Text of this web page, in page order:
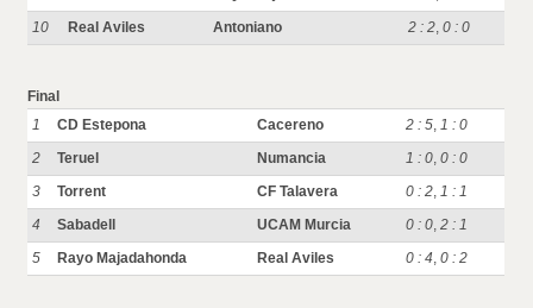
10
Real Aviles Antoniano 2 : 2,0 : 0
Final
1
CD Estepona Cacereno 2 : 5,1 : 0
2
Teruel Numancia 1 : 0,0 : 0
3
Torrent CF Talavera 0 : 2,1 : 1
4
Sabadell UCAM Murcia 0 : 0,2 : 1
5
Rayo Majadahonda Real Aviles 0 : 4,0 : 2